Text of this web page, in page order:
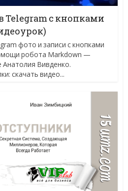
Telegram с кнопками
фото и записи с кнопками
робота Markdown —
Анатолия Вивденко.
скачать видео...